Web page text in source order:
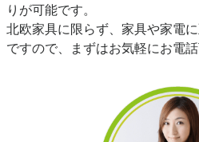
りが可能です。
北欧家具に限らず、家具や家電
ですので、まずはお気軽にお電話